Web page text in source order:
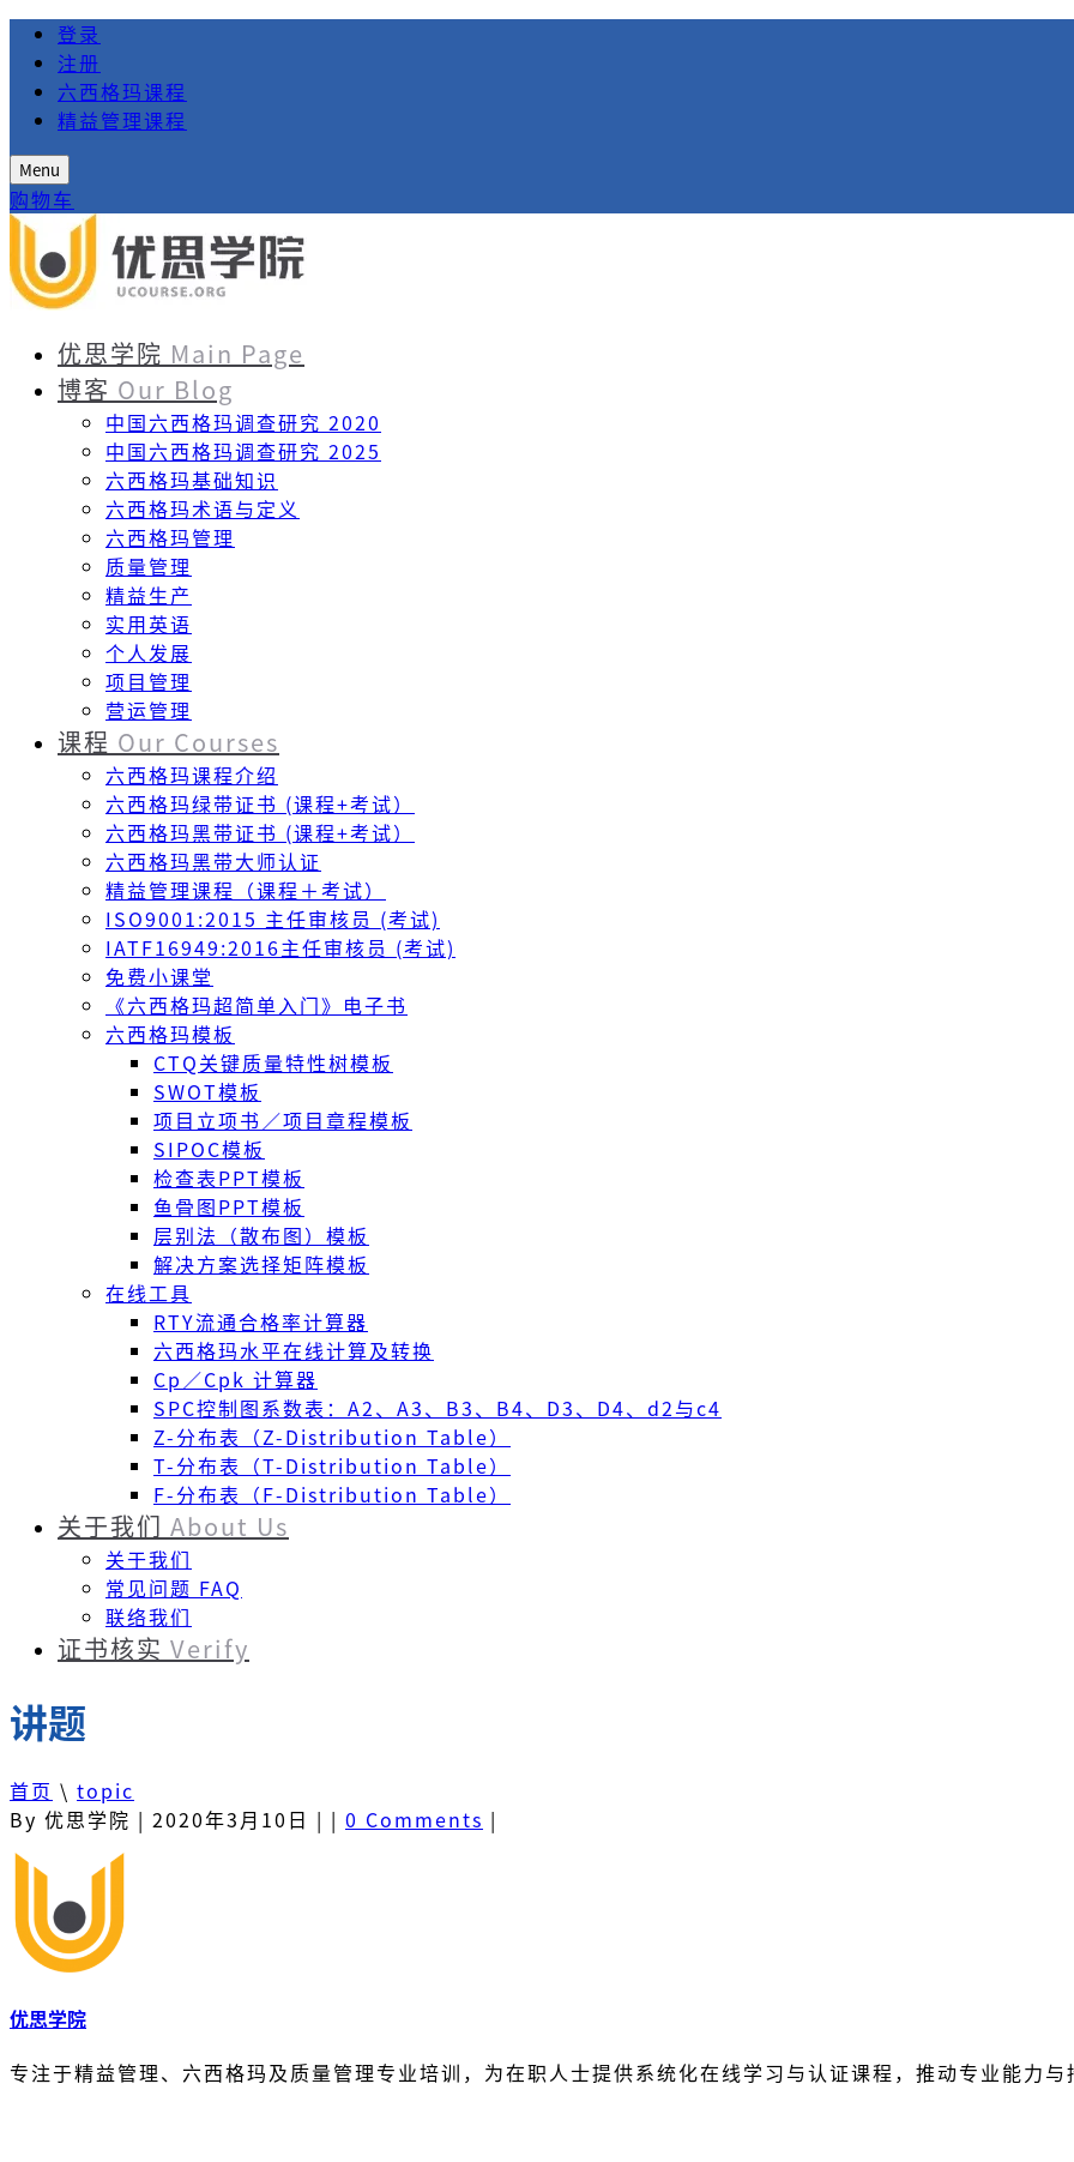
登录
注册
六西格玛课程
精益管理课程
Menu
购物车
优思学院 Main Page
博客 Our Blog
中国六西格玛调查研究 2020
中国六西格玛调查研究 2025
六西格玛基础知识
六西格玛术语与定义
六西格玛管理
质量管理
精益生产
实用英语
个人发展
项目管理
营运管理
课程 Our Courses
六西格玛课程介绍
六西格玛绿带证书 (课程+考试）
六西格玛黑带证书 (课程+考试）
六西格玛黑带大师认证
精益管理课程（课程＋考试）
ISO9001:2015 主任审核员 (考试)
IATF16949:2016主任审核员 (考试)
免费小课堂
《六西格玛超简单入门》电子书
六西格玛模板
CTQ关键质量特性树模板
SWOT模板
项目立项书／项目章程模板
SIPOC模板
检查表PPT模板
鱼骨图PPT模板
层别法（散布图）模板
解决方案选择矩阵模板
在线工具
RTY流通合格率计算器
六西格玛水平在线计算及转换
Cp／Cpk 计算器
SPC控制图系数表：A2、A3、B3、B4、D3、D4、d2与c4
Z-分布表（Z-Distribution Table）
T-分布表（T-Distribution Table）
F-分布表（F-Distribution Table）
关于我们 About Us
关于我们
常见问题 FAQ
联络我们
证书核实 Verify
讲题
首页 \ topic
By 优思学院 | 2020年3月10日 | | 0 Comments |
优思学院
专注于精益管理、六西格玛及质量管理专业培训，为在职人士提供系统化在线学习与认证课程，推动专业能力与